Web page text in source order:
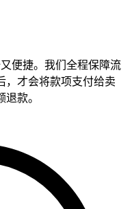
便捷。我们全程保障流
，才会将款项支付给卖
款。